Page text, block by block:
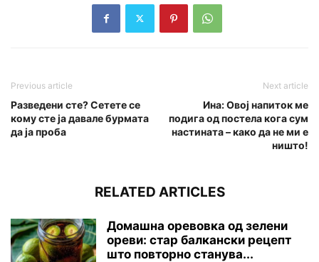
Previous article
Разведени сте? Сетете се
кому сте ја давале бурмата
да ја проба
Next article
Ина: Овој напиток ме
подига од постела кога сум
настината – како да не ми е
ништо!
RELATED ARTICLES
Домашна оревовка од зелени
ореви: стар балкански рецепт
што повторно станува...